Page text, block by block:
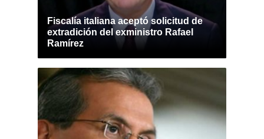
Fiscalía italiana aceptó solicitud de
extradición del exministro Rafael
Ramírez